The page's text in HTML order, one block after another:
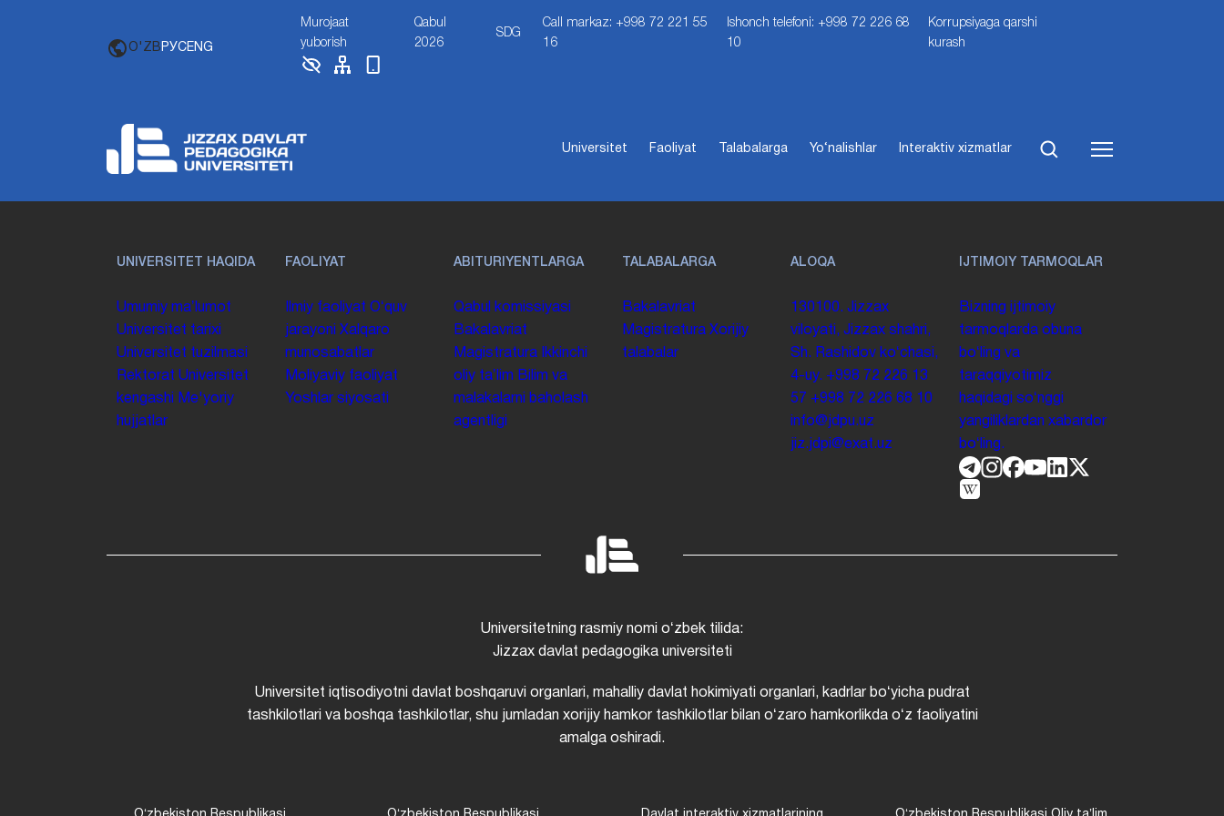
O'ZB РУСENG
Murojaat
yuborish
Qabul
2026
SDG
Call markaz: +998 72 221 55
16
Ishonch telefoni: +998 72 226 68
10
Korrupsiyaga qarshi
kurash
Universitet Faoliyat Talabalarga Yo‘nalishlar Interaktiv xizmatlar
UNIVERSITET HAQIDA
Umumiy maʼlumot
Universitet tarixi
Universitet tuzilmasi
Rektorat Universitet
kengashi
Me'yoriy
hujjatlar
FAOLIYAT
Ilmiy faoliyat Oʻquv
jarayoni Xalqaro
munosabatlar
Moliyaviy faoliyat
Yoshlar siyosati
ABITURIYENTLARGA
Qabul komissiyasi
Bakalavriat
Magistratura
Ikkinchi
oliy taʼlim Bilim va
malakalarni baholash
agentligi
TALABALARGA
Bakalavriat
Magistratura Xorijiy
talabalar
ALOQA
130100. Jizzax
viloyati, Jizzax shahri,
Sh. Rashidov koʻchasi,
4-uy. +998 72 226 13
57 +998 72 226 68 10
info@jdpu.uz
jiz.jdpi@exat.uz
IJTIMOIY TARMOQLAR
Bizning ijtimoiy
tarmoqlarda obuna
boʻling va
taraqqiyotimiz
haqidagi soʻnggi
yangiliklardan xabardor
boʻling.
Universitetning rasmiy nomi oʻzbek tilida:
Jizzax davlat pedagogika universiteti
Universitet iqtisodiyotni davlat boshqaruvi organlari, mahalliy davlat hokimiyati organlari, kadrlar boʻyicha pudrat
tashkilotlari va boshqa tashkilotlar, shu jumladan xorijiy hamkor tashkilotlar bilan oʻzaro hamkorlikda oʻz faoliyatini
amalga oshiradi.